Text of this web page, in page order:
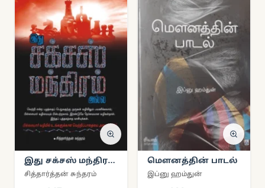
இது சக்சஸ் மந்திரம்
அல்ல
சித்தார்த்தன் சுந்தரம்
மௌனத்தின் பாடல்
இப்னு ஹம்துன்